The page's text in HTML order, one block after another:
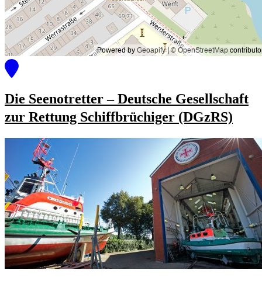
Die Seenotretter – Deutsche Gesellschaft
zur Rettung Schiffbrüchiger (DGzRS)